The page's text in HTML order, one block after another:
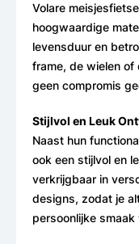
Volare
hoogwaardige
levensduur en
frame, de wielen of
geen compromis
Stijlvol en Leuk
Naast hun
ook een stijlvol en
verkrijgbaar in
designs, zodat je
persoonlijke